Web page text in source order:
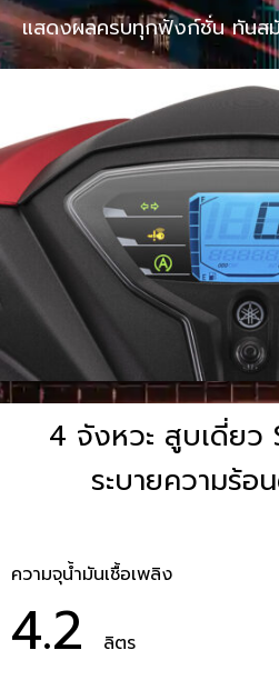
แสดงผลครบทุกฟังก์ชั่น ทันส
4 จังหวะ สูบเดี่ยว
ระบายความร้อ
ความจุน้ำมันเชื้อเพลิง
4.2 ลิตร